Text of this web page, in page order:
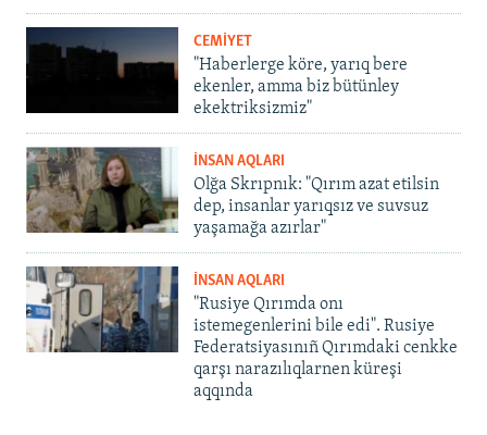
CEMİYET
"Haberlerge köre, yarıq bere
ekenler, amma biz bütünley
ekektriksizmiz"
İNSAN AQLARI
Olğa Skrıpnık: "Qırım azat etilsin
dep, insanlar yarıqsız ve suvsuz
yaşamağa azırlar"
İNSAN AQLARI
"Rusiye Qırımda onı
istemegenlerini bile edi". Rusiye
Federatsiyasınıñ Qırımdaki cenkke
qarşı narazılıqlarnen küreşi
aqqında